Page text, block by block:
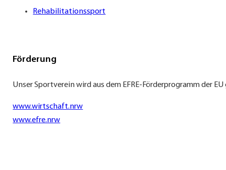
Rehabilitationssport
Förderung
Unser Sportverein wird aus dem EFRE-Förderprogramm der
www.wirtschaft.nrw
www.efre.nrw